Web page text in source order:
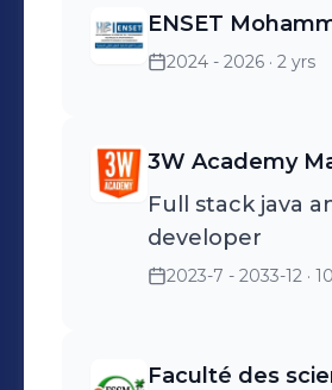
ENSET
2024 - 2026 · 2 yrs
3W Academy
Full stack java
developer
2023-7 - 2033-12 ·
Faculté des